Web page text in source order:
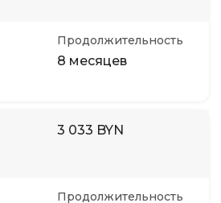
Продолжительность
8 месяцев
3 033 BYN
Продолжительность